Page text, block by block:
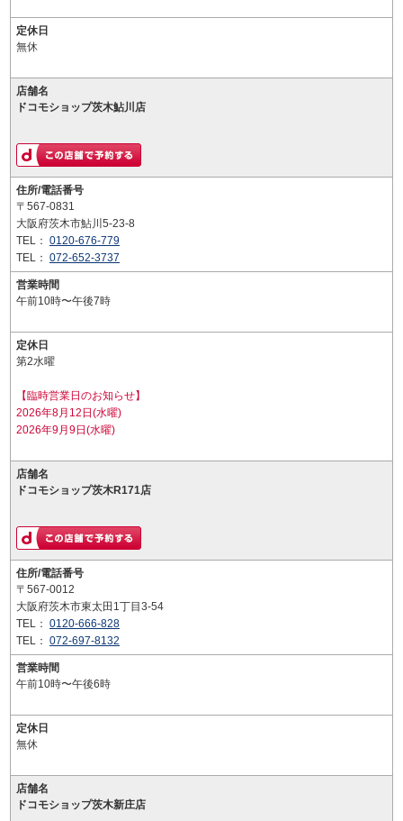
定休日
無休
店舗名
ドコモショップ茨木鮎川店
住所/電話番号
〒567-0831
大阪府茨木市鮎川5-23-8
TEL： 0120-676-779
TEL： 072-652-3737
営業時間
午前10時〜午後7時
定休日
第2水曜
【臨時営業日のお知らせ】
2026年8月12日(水曜)
2026年9月9日(水曜)
店舗名
ドコモショップ茨木R171店
住所/電話番号
〒567-0012
大阪府茨木市東太田1丁目3-54
TEL： 0120-666-828
TEL： 072-697-8132
営業時間
午前10時〜午後6時
定休日
無休
店舗名
ドコモショップ茨木新庄店